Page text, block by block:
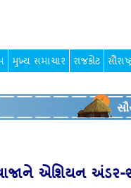
મુખ્ય સમાચાર રાજકોટ
એશિયન